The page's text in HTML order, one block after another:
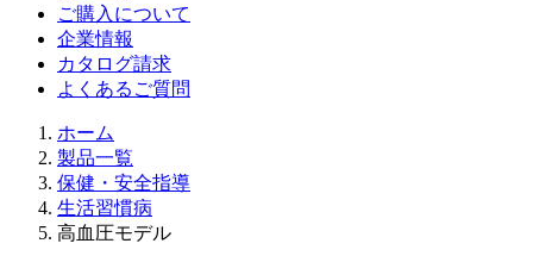
ご購入について
企業情報
カタログ請求
よくあるご質問
ホーム
製品一覧
保健・安全指導
生活習慣病
高血圧モデル